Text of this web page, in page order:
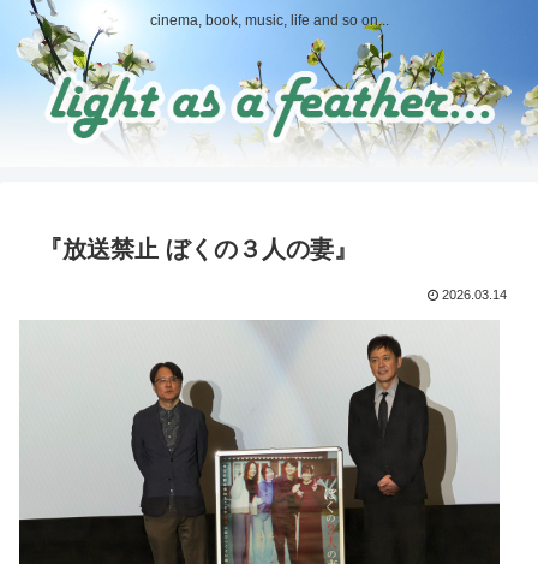
cinema, book, music, life and so on...
『放送禁止 ぼくの３人の妻』
2026.03.14